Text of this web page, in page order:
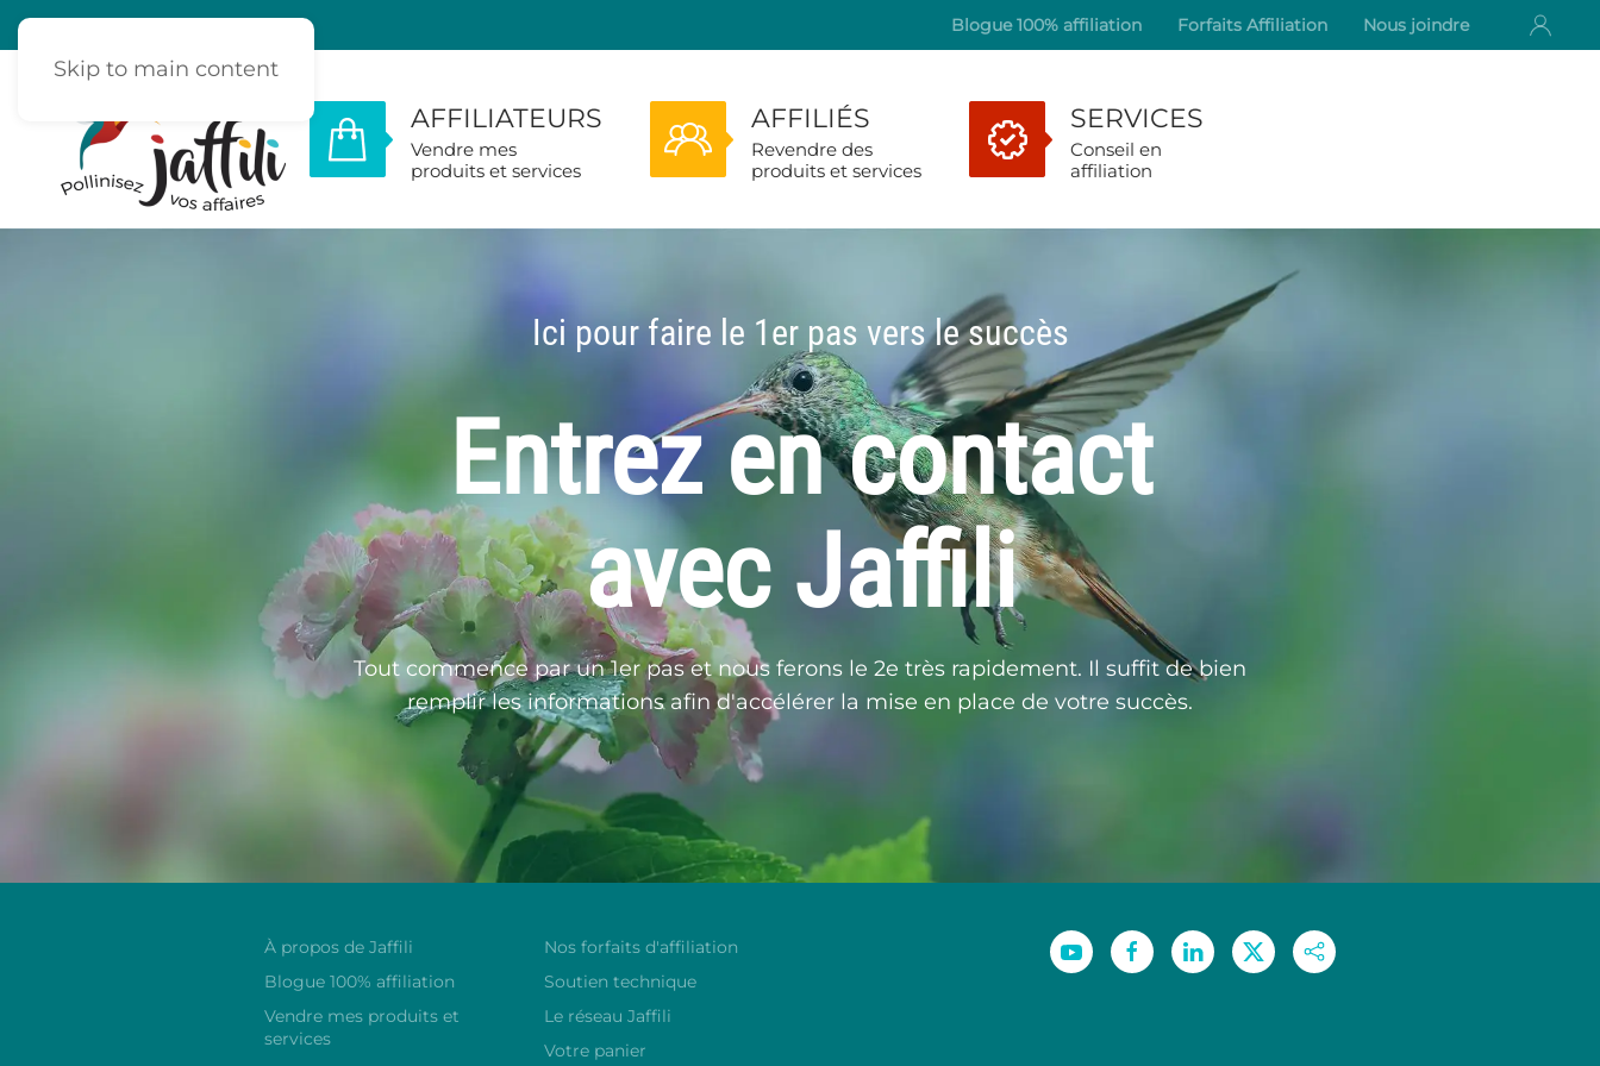
Skip to main content
Blogue 100% affiliation Forfaits Affiliation Nous joindre
AFFILIATEURS
Vendre mes
produits et services
AFFILIÉS
Revendre des
produits et services
SERVICES
Conseil en
affiliation
Ici pour faire le 1er pas vers le succès
Entrez en contact
avec Jaffili
Tout commence par un 1er pas et nous ferons le 2e très rapidement. Il suffit de bien
remplir les informations afin d'accélérer la mise en place de votre succès.
À propos de Jaffili
Blogue 100% affiliation
Vendre mes produits et
services
Nos forfaits d'affiliation
Soutien technique
Le réseau Jaffili
Votre panier